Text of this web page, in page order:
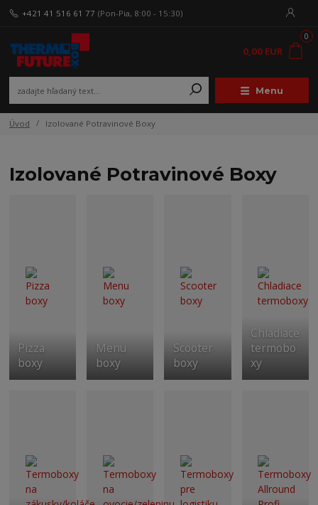
Menu
+421 41 516 61 77 (Pon-Pia, 8:00 - 15:30)
0
0,00 EUR
Úvod Izolované Potravinové Boxy
Izolované Potravinové Boxy
Pizza
boxy
Menu
boxy
Scooter
boxy
Chladiace
termobo
xy